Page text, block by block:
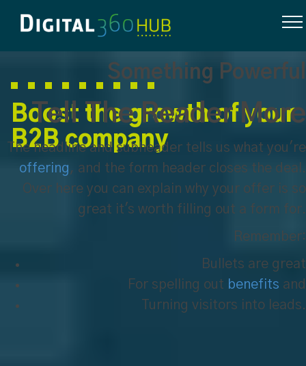
Something Powerful
Tell The Reader More
The headline and subheader tells us what you're
offering , and the form header closes the deal.
Over here you can explain why your offer is so
great it's worth filling out a form for.
Remember:
Bullets are great
For spelling out benefits and
Turning visitors into leads.
Boost the growth of your
B2B company